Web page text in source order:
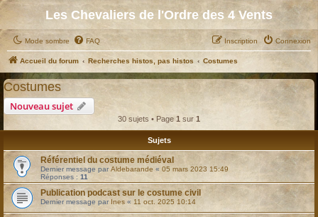
Les Chevaliers de l'Ordre des 4 Vents
Mode sombre FAQ Connexion
Inscription
Accueil du forum Recherches histos, pas histos Costumes
Costumes
Nouveau sujet
30 sujets • Page 1 sur 1
Sujets
Référentiel du costume médiéval
Dernier message parAldebarande « 05 mars 2023 15:49
Réponses : 11
Publication podcast sur le costume civil
Dernier message par Ines « 11 oct. 2025 10:14